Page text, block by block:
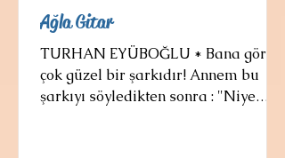
Ağla Gitar
TURHAN EYÜBOĞLU * Bana göre
çok güzel bir şarkıdır! Annem bu
şarkıyı söyledikten sonra : "Niye